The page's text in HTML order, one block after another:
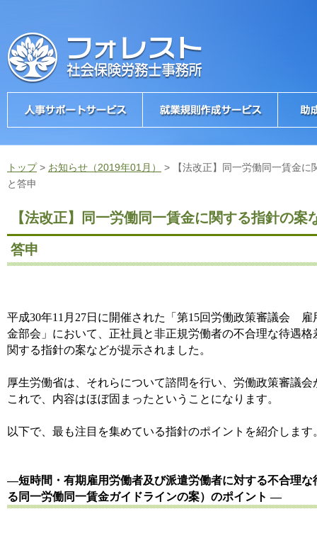
トップ> お知らせ（2019年01月） >
【法改正】同一労働同一賃金
と答申
【法改正】同一労働同一賃金に関する指針の
答申
平成30年11 月 27日に開催された「第15回労働政策審議会 雇
金部会」において、正社員と非正規労働者の不合理な待遇
関する指針の案などが提示されました。
厚生労働省は、それらについて諮問を行い、労働政策審議
これで、内容はほぼ固まったということになります。
以下で、最も注目を集めている指針のポイントを紹介します
―短時間・有期雇用労働者及び派遣労働者に対する不合理
る同一労働同一賃金ガイドラインの案）のポイント ―